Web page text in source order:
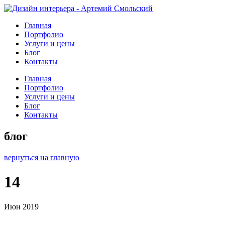
Главная
Портфолио
Услуги и цены
Блог
Контакты
Главная
Портфолио
Услуги и цены
Блог
Контакты
блог
вернуться на главную
14
Июн 2019